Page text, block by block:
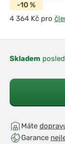
-10 %
pro
Skladem
Máte
Garance